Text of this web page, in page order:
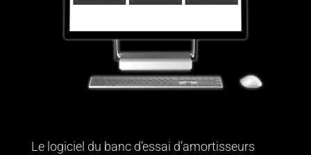
Le logiciel du banc d’essai d’amortisseurs